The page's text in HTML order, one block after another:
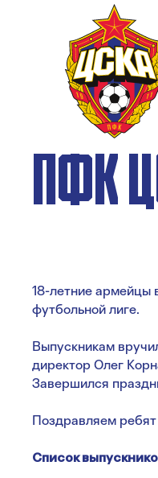
ПФК
18-летние армейцы
футбольной лиге.
Выпускникам
директор Олег
Завершился
Поздравляем
Список